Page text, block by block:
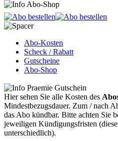
Abo-Kosten
Scheck / Rabatt
Gutscheine
Abo-Shop
Hier sehen Sie alle Kosten des
Mindestbezugsdauer. Zum / nach
das Abo kündbar. Bitte achten Sie
jeweiligen Kündigungsfristen
unterschiedlich).